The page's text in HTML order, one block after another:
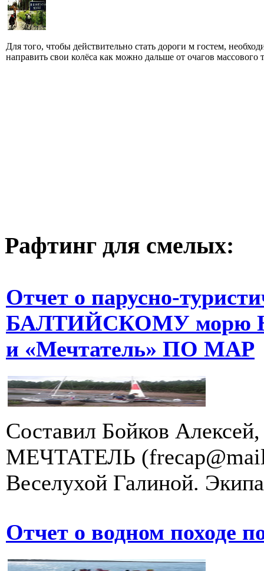
Для того, чтобы действительно стать дороги м гостем,
направить свои колёса как можно дальше от очагов массового
Рафтинг для смелых:
Отчет о парусно-
БАЛТИЙСКОМУ морю
и «Мечтатель» ПО МАР
Составил Бойков
МЕЧТАТЕЛЬ
Веселухой Галиной.
Отчет о водном походе